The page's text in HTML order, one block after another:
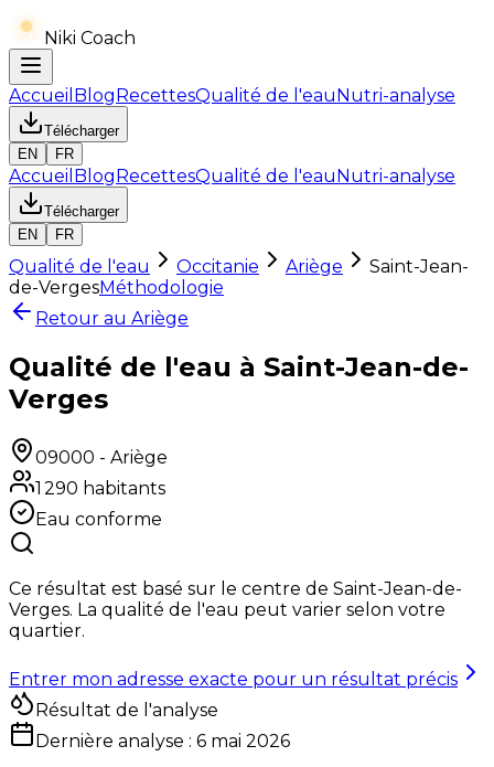
Niki Coach
Accueil BlogRecettesQualité de l'eauNutri-analyse
Télécharger
EN
FR
Accueil BlogRecettesQualité de l'eauNutri-analyse
Télécharger
EN
FR
Qualité de l'eau Occitanie Ariège
Saint-Jean-
de-VergesMéthodologie
Retour au Ariège
Qualité de l'eau à Saint-Jean-de-
Verges
09000 - Ariège
1 290 habitants
Eau conforme
Ce résultat est basé sur le centre de Saint-Jean-de-
Verges. La qualité de l'eau peut varier selon votre
quartier.
Entrer mon adresse exacte pour un résultat précis
Résultat de l'analyse
Dernière analyse : 6 mai 2026